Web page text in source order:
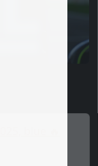
blue 🔥